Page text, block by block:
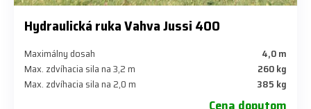
Hydraulická ruka Vahva Jussi 400
Maximálny dosah
4,0 m
Max. zdvíhacia sila na 3,2 m
260 kg
Max. zdvíhacia sila na 2,0 m
385 kg